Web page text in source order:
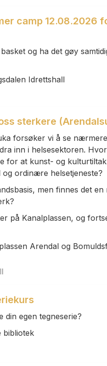
camp 12.08.2026
og ha det gøy
Idrettshall
sterkere
forsøker vi å se
inn i helsesektoren.
for at kunst- og
ordinære helsetjeneste?
men finnes det en
på Kanalplassen, og
Arendal og
egen tegneserie?
bibliotek